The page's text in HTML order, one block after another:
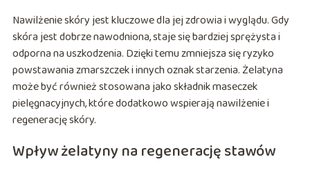
Nawilżenie skóry jest kluczowe dla jej zdrowia i wyglądu. Gdy
skóra jest dobrze nawodniona, staje się bardziej sprężysta i
odporna na uszkodzenia. Dzięki temu zmniejsza się ryzyko
powstawania zmarszczek i innych oznak starzenia. Żelatyna
może być również stosowana jako składnik maseczek
pielęgnacyjnych, które dodatkowo wspierają nawilżenie i
regenerację skóry.
Wpływ żelatyny na regenerację stawów